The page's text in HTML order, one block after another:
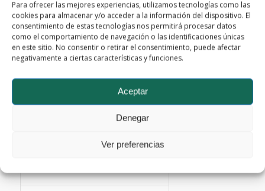
Para ofrecer las mejores experiencias, utilizamos tecnologías como las
cookies para almacenar y/o acceder a la información del dispositivo. El
consentimiento de estas tecnologías nos permitirá procesar datos
como el comportamiento de navegación o las identificaciones únicas
en este sitio. No consentir o retirar el consentimiento, puede afectar
negativamente a ciertas características y funciones.
Aceptar
Denegar
Ver preferencias
FWCAR-0706-3001-03